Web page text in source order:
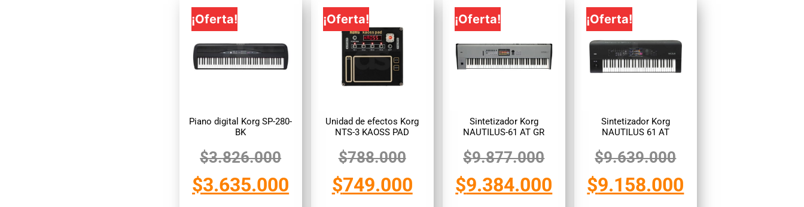
¡Oferta!
Piano digital Korg SP-280-
BK
$3.826.000
$3.635.000
¡Oferta!
Unidad de efectos Korg
NTS-3 KAOSS PAD
$788.000
$749.000
¡Oferta!
Sintetizador Korg
NAUTILUS-61 AT GR
$9.877.000
$9.384.000
¡Oferta!
Sintetizador Korg
NAUTILUS 61 AT
$9.639.000
$9.158.000